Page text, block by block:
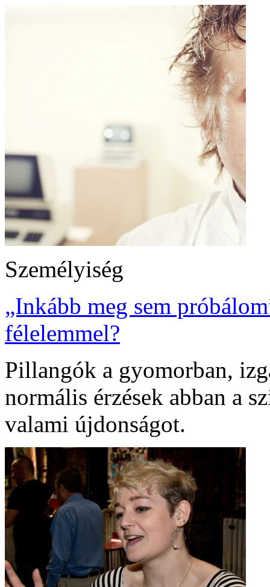
Személyiség
„Inkább meg sem
félelemmel?
Pillangók a gyomorban,
normális érzések abban a
valami újdonságot.